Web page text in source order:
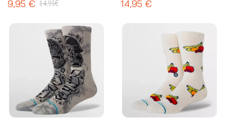
9,95 € 14,95€ 14,95 €